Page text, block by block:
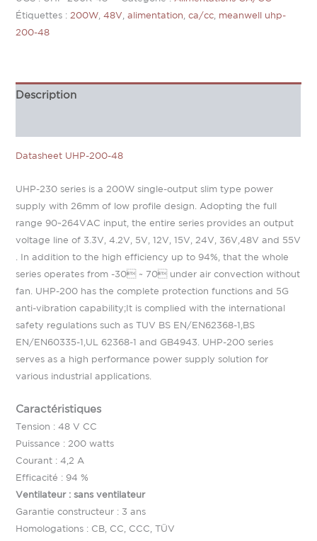
Étiquettes : 200W ,48V ,alimentation ,ca/cc
meanwell uhp-
200-48
Description
Datasheet UHP-200-48
UHP-230 series is a 200W single-output slim type power
supply with 26mm of low profile design. Adopting the full
range 90~264VAC input, the entire series provides an output
voltage line of 3.3V, 4.2V, 5V, 12V, 15V, 24V, 36V,48V and 55V
. In addition to the high efficiency up to 94%, that the whole
series operates from -30 ~ 70 under air convection without
fan. UHP-200 has the complete protection functions and 5G
anti-vibration capability;It is complied with the international
safety regulations such as TUV BS EN/EN62368-1,BS
EN/EN60335-1,UL 62368-1 and GB4943. UHP-200 series
serves as a high performance power supply solution for
various industrial applications.
Caractéristiques
Tension : 48 V CC
Puissance : 200 watts
Courant : 4,2 A
Efficacité : 94 %
Ventilateur : sans ventilateur
Garantie constructeur : 3 ans
Homologations : CB, CC, CCC, TÜV